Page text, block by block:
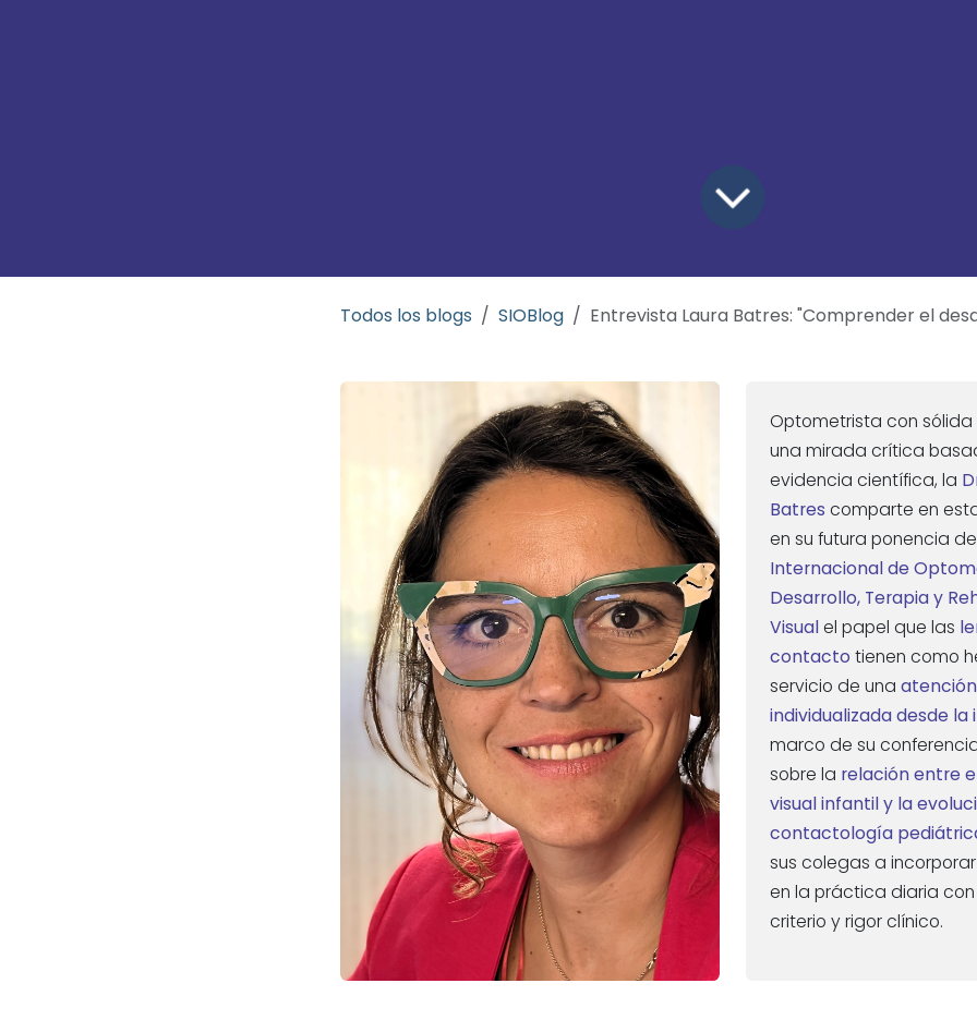
Todos los blogs SIOBlog Entrevista Laura Batres: "Comprender el desarrollo visual infantil es esencial para una
Optometrista con
una mirada crítica
evidencia científica, la
Batres comparte en
en su futura ponencia
Internacional de
Desarrollo, Terapia y
Visualel papel que las
contacto tienen como
servicio de una
individualizada desde la
marco de su
sobre la relación entre
visual infantil y la
contactología
sus colegas a
en la práctica diaria
criterio y rigor clínico.